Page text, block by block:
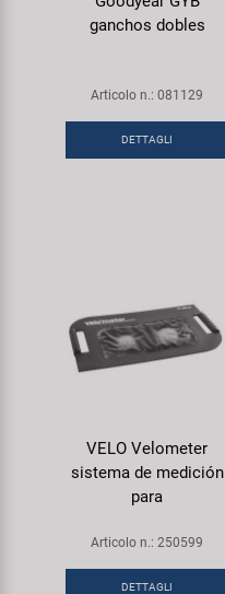
ganchos dobles
Articolo n.: 081129
DETTAGLI
VELO Velometer
sistema de medición
para
Articolo n.: 250599
DETTAGLI